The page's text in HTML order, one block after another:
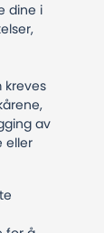
dine i
kreves
av
eller